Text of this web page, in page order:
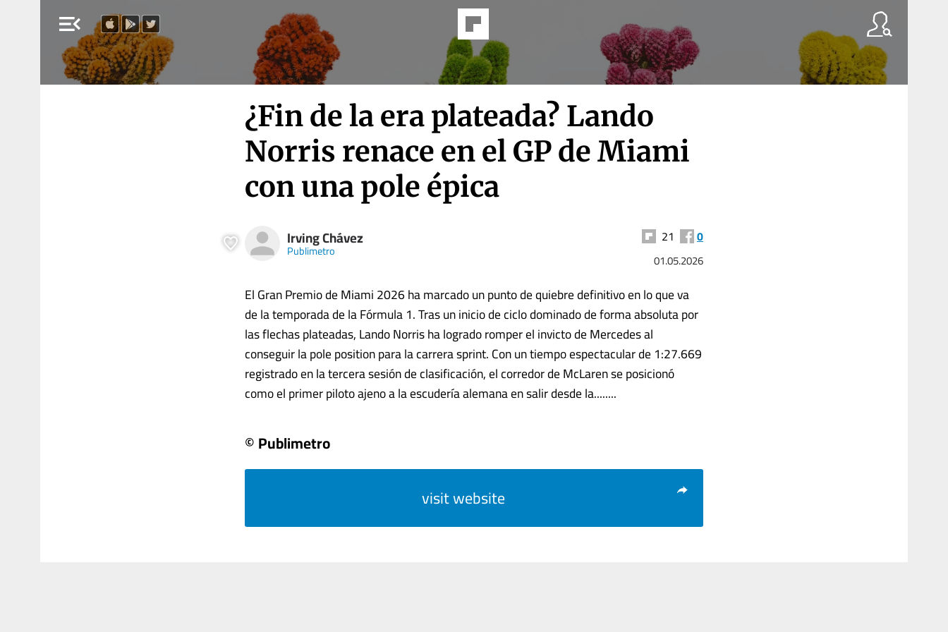
menu_open
¿Fin de la era plateada? Lando
Norris renace en el GP de Miami
con una pole épica
Irving Chávez
Publimetro
21 0
01.05.2026
El Gran Premio de Miami 2026 ha marcado un punto de quiebre definitivo en lo que va
de la temporada de la Fórmula 1. Tras un inicio de ciclo dominado de forma absoluta por
las flechas plateadas, Lando Norris ha logrado romper el invicto de Mercedes al
conseguir la pole position para la carrera sprint. Con un tiempo espectacular de 1:27.669
registrado en la tercera sesión de clasificación, el corredor de McLaren se posicionó
como el primer piloto ajeno a la escudería alemana en salir desde la........
© Publimetro
visit website